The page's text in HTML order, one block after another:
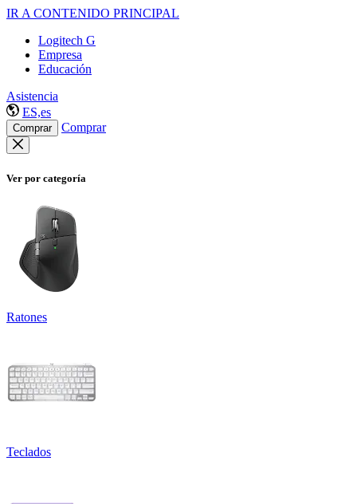
IR A CONTENIDO PRINCIPAL
Logitech G
Empresa
Educación
Asistencia
ES,es
Comprar Comprar
Ver por categoría
Ratones
Teclados